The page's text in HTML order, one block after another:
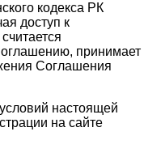
кодекса РК
доступ к
принимает
Соглашения
настоящей
на сайте